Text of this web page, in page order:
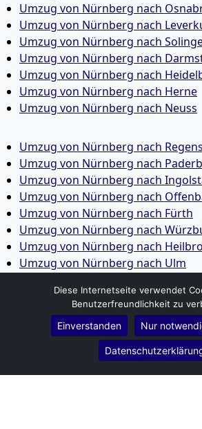
Umzug von Nürnberg nach
Umzug von Nürnberg nach
Umzug von Nürnberg nach
Umzug von Nürnberg nach
Umzug von Nürnberg nach
Umzug von Nürnberg nach Herne
Umzug von Nürnberg nach Neuss
Umzug von Nürnberg nach
Umzug von Nürnberg nach
Umzug von Nürnberg nach
Umzug von Nürnberg nach
Umzug von Nürnberg nach Fürth
Umzug von Nürnberg nach
Umzug von Nürnberg nach
Umzug von Nürnberg nach Ulm
Umzug von Nürnberg nach
Umzug von Nürnberg nach
Umzug von Nürnberg nach
Umzug von Nürnberg nach
Umzug von Nürnberg nach
Umzug von Nürnberg nach
Diese Internetseite verwendet
Benutzerfreundlichkeit zu
Einverstanden Nur